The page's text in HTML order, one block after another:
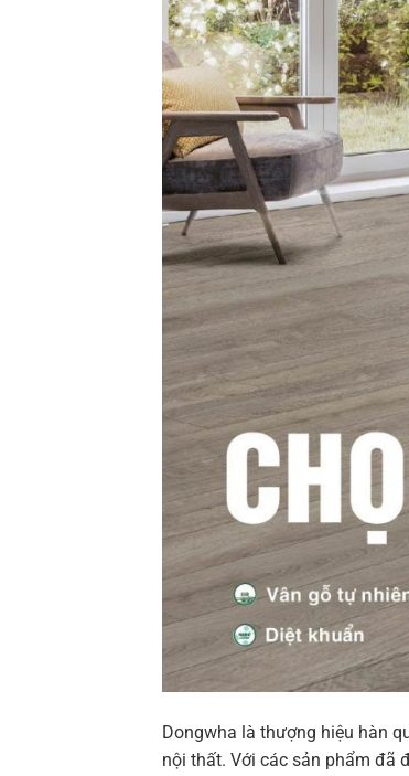
Dongwha là thượng hiệu hàn
nội thất. Với các sản phẩm đã